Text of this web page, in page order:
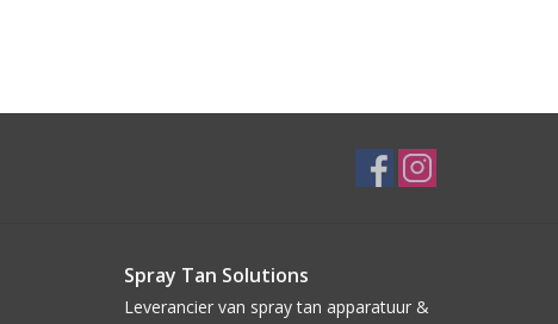
Spray Tan Solutions
Leverancier van spray tan apparatuur &